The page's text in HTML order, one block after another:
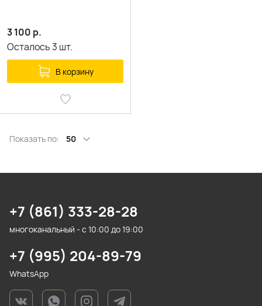
3 100 р.
Осталось3 шт.
В корзину
Показать по: 50
+7 (861) 333-28-28
многоканальный - с 10:00 до 19:00
+7 (995) 204-89-79
WhatsApp